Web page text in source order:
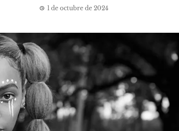
1 de octubre de 2024